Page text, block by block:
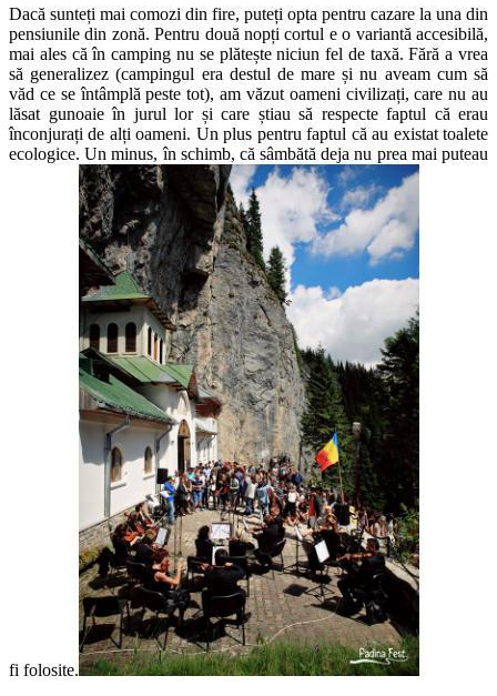
Dacă sunteți mai comozi din fire, puteți opta pentru cazare la una din
pensiunile din zonă. Pentru două nopți cortul e o variantă accesibilă,
mai ales că în camping nu se plătește niciun fel de taxă. Fără a vrea
să generalizez (campingul era destul de mare și nu aveam cum să
văd ce se întâmplă peste tot), am văzut oameni civilizați, care nu au
lăsat gunoaie în jurul lor și care știau să respecte faptul că erau
înconjurați de alți oameni. Un plus pentru faptul că au existat toalete
ecologice. Un minus, în schimb, că sâmbătă deja nu prea mai puteau
fi folosite.